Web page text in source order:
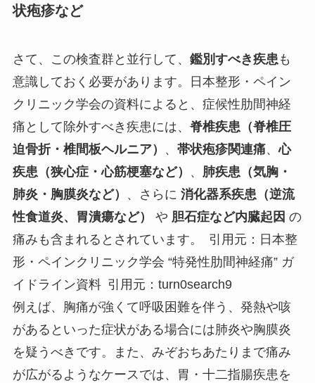
状疱疹など
さて、この検査群と並行して、 鑑別すべき疾患も
意識しておく必要があります。日本整形・ペイン
クリニック学会の資料によると、症候性肋間神経
痛として除外すべき疾患には、脊椎疾患（脊椎圧
迫骨折・椎間板ヘルニア）
、 帯状疱疹関連痛、心
疾患（狭心症・心筋梗塞など）
、 肺疾患（気胸・
肺炎・胸膜炎など）
、さらに 消化器系疾患（逆流
性食道炎、胃潰瘍など）
や 胆石症など内臓起因 の
痛みも含まれるとされています。 引用元：日本整
形・ペインクリニック学会 “特発性肋間神経痛” ガ
イドライン資料 引用元：turn0search9
例えば、胸痛が強くて呼吸困難を伴う、発熱や咳
があるといった症状がある場合には肺炎や胸膜炎
を疑うべきです。また、みぞおちあたりまで痛み
が広がるようなケースでは、胃・十二指腸疾患を